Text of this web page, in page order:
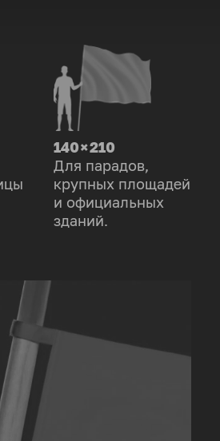
140 × 210
Для парадов,
крупных площадей
и официальных
зданий.